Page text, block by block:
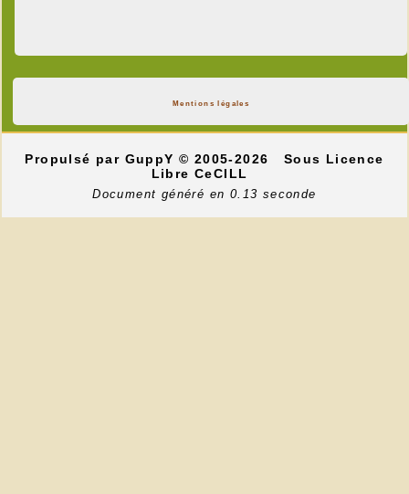
Mentions légales
Propulsé par GuppY© 2005-2026
Sous Licence
Libre CeCILL
Document généré en 0.13 seconde